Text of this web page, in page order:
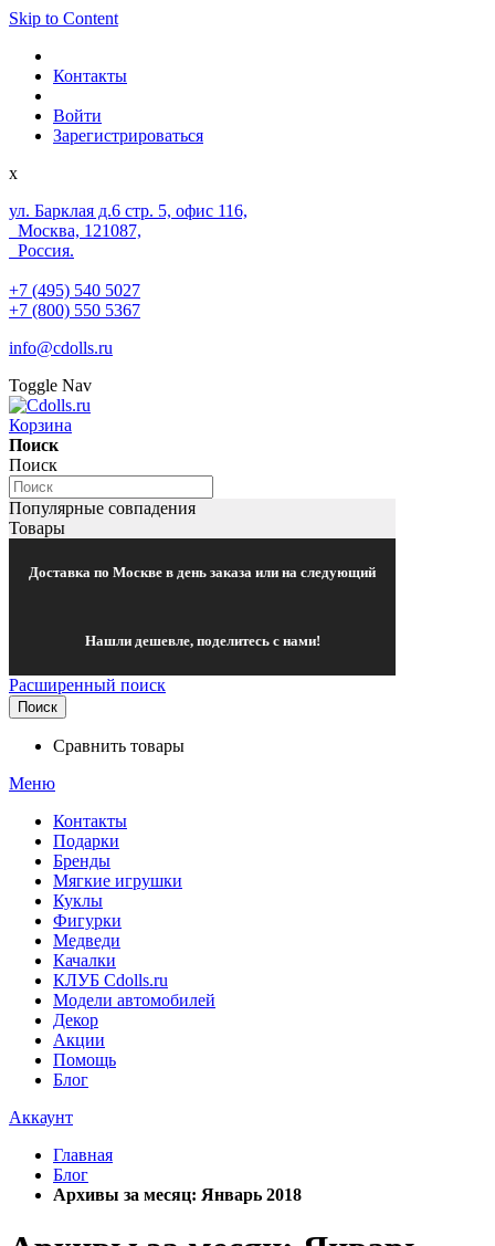
Skip to Content
Контакты
Войти
Зарегистрироваться
x
ул. Барклая д.6 стр. 5, офис 116,
Москва, 121087,
Россия.
+7 (495) 540 5027
+7 (800) 550 5367
info@cdolls.ru
Toggle Nav
Корзина
Поиск
Поиск
Популярные совпадения
Товары
Доставка по Москве в день заказа или на следующий
Нашли дешевле, поделитесь с нами!
Расширенный поиск
Поиск
Сравнить товары
Меню
Контакты
Подарки
Бренды
Мягкие игрушки
Куклы
Фигурки
Медведи
Качалки
КЛУБ Cdolls.ru
Модели автомобилей
Декор
Акции
Помощь
Блог
Аккаунт
Главная
Блог
Архивы за месяц: Январь 2018